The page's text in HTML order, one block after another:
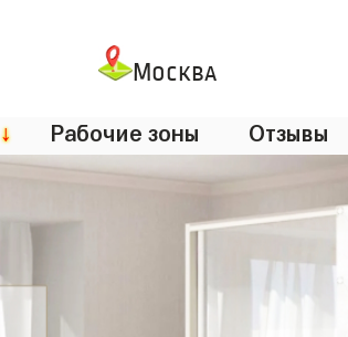
Москва
↓ Рабочие зоны Отзывы